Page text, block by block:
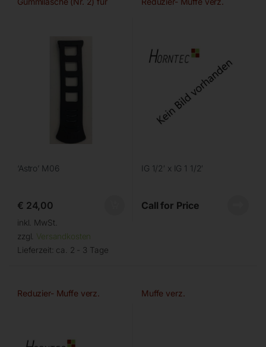
‘Astro’ M06
€ 24,00
inkl. MwSt.
zzgl. Versandkosten
Lieferzeit: ca. 2 - 3 Tage
IG 1/2′ x IG 1 1/2′
Call for Price
Reduzier- Muffe verz. Muffe verz.